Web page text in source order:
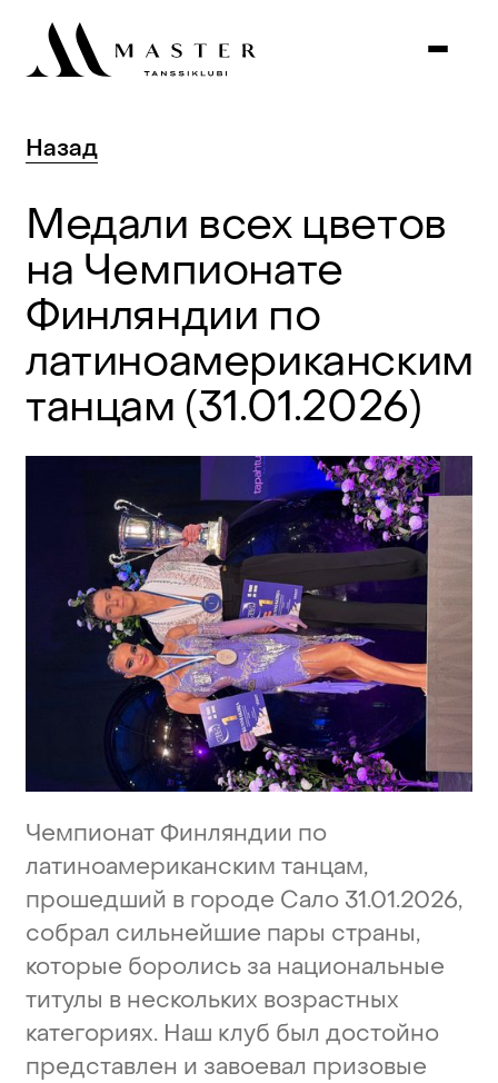
Назад
Медали всех цветов
на Чемпионате
Финляндии по
латиноамериканским
танцам (31.01.2026)
Чемпионат Финляндии по
латиноамериканским танцам,
прошедший в городе Сало 31.01.2026,
собрал сильнейшие пары страны,
которые боролись за национальные
титулы в нескольких возрастных
категориях. Наш клуб был достойно
представлен и завоевал призовые